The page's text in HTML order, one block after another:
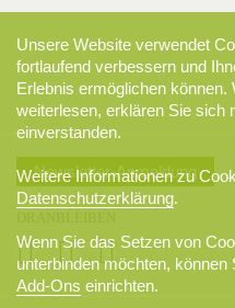
Newsletter-Anmeldung
Unsere Website verwendet
fortlaufend verbessern und
Erlebnis ermöglichen
weiterlesen, erklären Sie sich
einverstanden.
Weitere Informationen zu
Datenschutzerklärung.
Wenn Sie das Setzen von
unterbinden möchten, können
Add-Ons einrichten.